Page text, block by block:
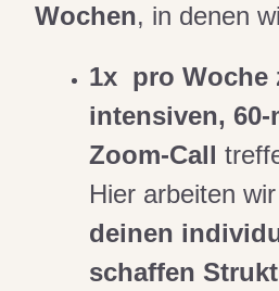
Wochen, in denen
1x pro Woche
intensiven,
Zoom-Call
Hier arbeiten
deinen
schaffen